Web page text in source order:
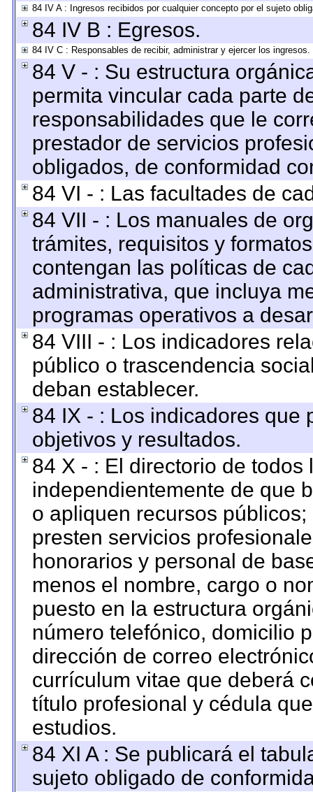
84 IV A : Ingresos recibidos por cualquier concepto por el sujeto
84 IV B : Egresos.
84 IV C : Responsables de recibir, administrar y ejercer los ingresos.
84 V - : Su estructura
permita vincular cada parte
responsabilidades que le
prestador de servicios
obligados, de conformidad
84 VI - : Las facultades de
84 VII - : Los manuales de
trámites, requisitos y
contengan las políticas de
administrativa, que incluya
programas operativos a
84 VIII - : Los indicadores
público o trascendencia
deban establecer.
84 IX - : Los indicadores que
objetivos y resultados.
84 X - : El directorio de
independientemente de que
o apliquen recursos
presten servicios
honorarios y personal de
menos el nombre, cargo o
puesto en la estructura
número telefónico, domicilio
dirección de correo
currículum vitae que deberá
título profesional y cédula
estudios.
84 XI A : Se publicará el
sujeto obligado de